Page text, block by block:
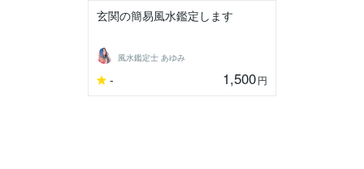
玄関の簡易風水鑑定します
風水鑑定士 あゆみ
- 1,500円